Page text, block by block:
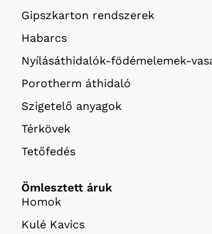
Gipszkarton rendszerek
Habarcs
Nyílásáthidalók-födémelemek-
Porotherm áthidaló
Szigetelő anyagok
Térkövek
Tetőfedés
Ömlesztett áruk
Homok
Kulé Kavics